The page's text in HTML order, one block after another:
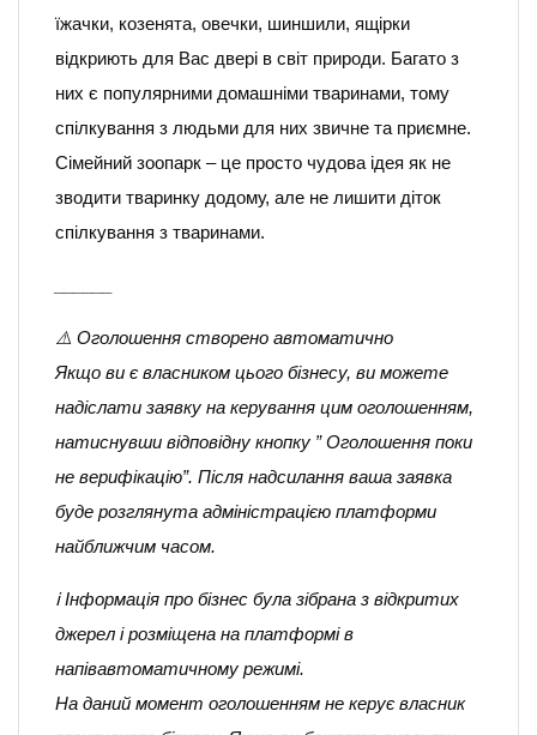
їжачки, козенята, овечки, шиншили, ящірки
відкриють для Вас двері в світ природи. Багато з
них є популярними домашніми тваринами, тому
спілкування з людьми для них звичне та приємне.
Сімейний зоопарк – це просто чудова ідея як не
зводити тваринку додому, але не лишити діток
спілкування з тваринами.
⚠️ Оголошення створено автоматично
Якщо ви є власником цього бізнесу, ви можете
надіслати заявку на керування цим оголошенням,
натиснувши відповідну кнопку ” Оголошення поки
не верифікацію”. Після надсилання ваша заявка
буде розглянута адміністрацією платформи
найближчим часом.
ℹ️ Інформація про бізнес була зібрана з відкритих
джерел і розміщена на платформі в
напівавтоматичному режимі.
На даний момент оголошенням не керує власник